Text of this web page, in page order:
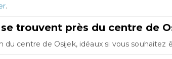
.
trouvent près du centre de
du centre de Osijek, idéaux si vous